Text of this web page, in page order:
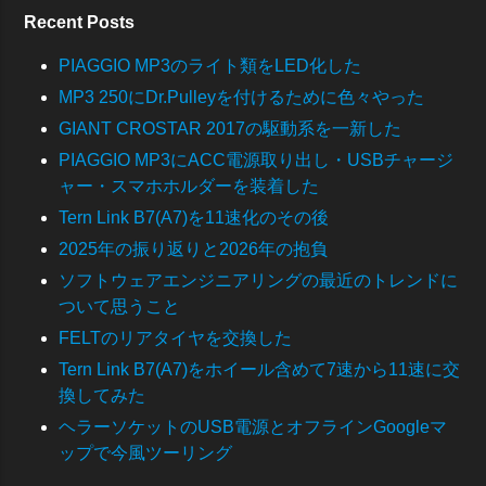
Recent Posts
PIAGGIO MP3のライト類をLED化した
MP3 250にDr.Pulleyを付けるために色々やった
GIANT CROSTAR 2017の駆動系を一新した
PIAGGIO MP3にACC電源取り出し・USBチャージ
ャー・スマホホルダーを装着した
Tern Link B7(A7)を11速化のその後
2025年の振り返りと2026年の抱負
ソフトウェアエンジニアリングの最近のトレンドに
ついて思うこと
FELTのリアタイヤを交換した
Tern Link B7(A7)をホイール含めて7速から11速に交
換してみた
ヘラーソケットのUSB電源とオフラインGoogleマ
ップで今風ツーリング